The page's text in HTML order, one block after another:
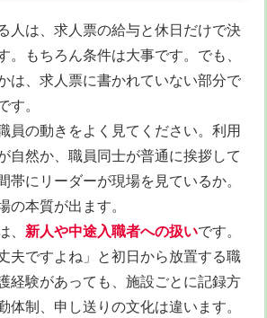
人は、求人票の給与と休日だけで決
。もちろん条件は大事です。でも、
は、求人票に書かれていない部分で
す。
員の動きをよく見てください。利用
自然か、職員同士が普通に挨拶して
帯にリーダーが現場を見ているか。
の本質が出ます。
新人や中途入職者への扱いです。
夫ですよね」と初日から放置する職
経験があっても、施設ごとに記録方
体制、申し送りの文化は違います。